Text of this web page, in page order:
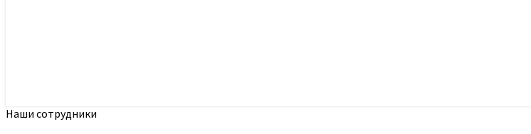
Наши сотрудники